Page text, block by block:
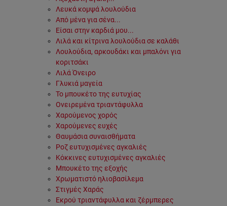
Λευκά κομψά λουλούδια
Από μένα για σένα...
Είσαι στην καρδιά μου...
Λιλά και κίτρινα λουλούδια σε καλάθι
Λουλούδια, αρκουδάκι και μπαλόνι για
κοριτσάκι
Λιλά Όνειρο
Γλυκιά μαγεία
Το μπουκέτο της ευτυχίας
Ονειρεμένα τριαντάφυλλα
Χαρούμενος χορός
Χαρούμενες ευχές
Θαυμάσια συναισθήματα
Ροζ ευτυχισμένες αγκαλιές
Κόκκινες ευτυχισμένες αγκαλιές
Μπουκέτο της εξοχής
Χρωματιστό ηλιοβασίλεμα
Στιγμές Χαράς
Εκρού τριαντάφυλλα και ζέρμπερες